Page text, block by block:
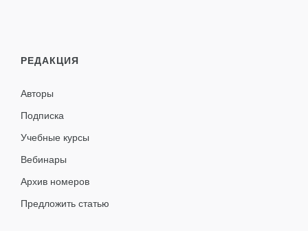
РЕДАКЦИЯ
Авторы
Подписка
Учебные курсы
Вебинары
Архив номеров
Предложить статью